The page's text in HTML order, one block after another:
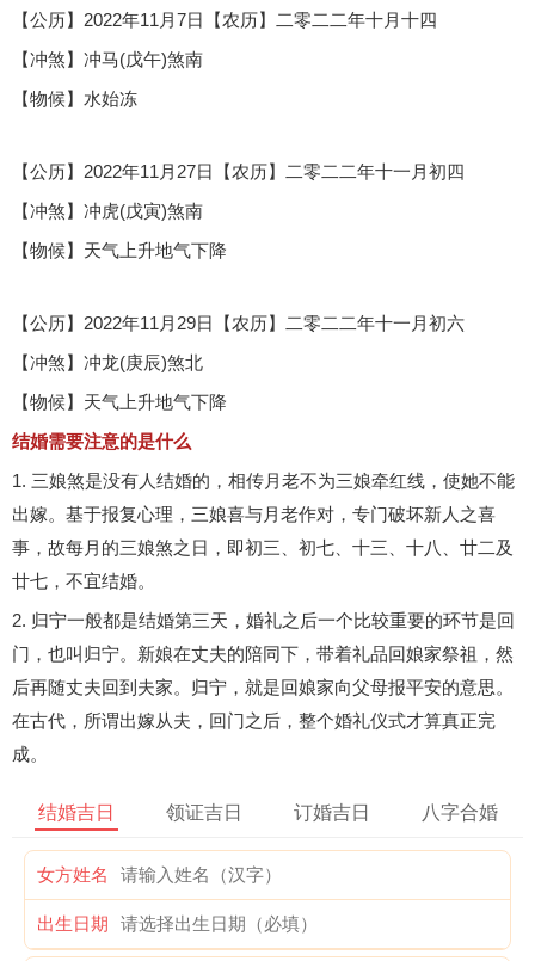
【公历】2022年11月7日【农历】二零二二年十月十四
【冲煞】冲马(戊午)煞南
【物候】水始冻
【公历】2022年11月27日【农历】二零二二年十一月初四
【冲煞】冲虎(戊寅)煞南
【物候】天气上升地气下降
【公历】2022年11月29日【农历】二零二二年十一月初六
【冲煞】冲龙(庚辰)煞北
【物候】天气上升地气下降
结婚需要注意的是什么
1. 三娘煞是没有人结婚的，相传月老不为三娘牵红线，使她不能
出嫁。基于报复心理，三娘喜与月老作对，专门破坏新人之喜
事，故每月的三娘煞之日，即初三、初七、十三、十八、廿二及
廿七，不宜结婚。
2. 归宁一般都是结婚第三天，婚礼之后一个比较重要的环节是回
门，也叫归宁。新娘在丈夫的陪同下，带着礼品回娘家祭祖，然
后再随丈夫回到夫家。归宁，就是回娘家向父母报平安的意思。
在古代，所谓出嫁从夫，回门之后，整个婚礼仪式才算真正完
成。
结婚吉日 领证吉日 订婚吉日 八字合婚
女方姓名
出生日期